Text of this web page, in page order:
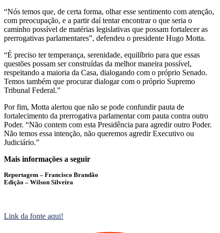
“Nós temos que, de certa forma, olhar esse sentimento com atenção,
com preocupação, e a partir daí tentar encontrar o que seria o
caminho possível de matérias legislativas que possam fortalecer as
prerrogativas parlamentares”, defendeu o presidente Hugo Motta.
“É preciso ter temperança, serenidade, equilíbrio para que essas
questões possam ser construídas da melhor maneira possível,
respeitando a maioria da Casa, dialogando com o próprio Senado.
Temos também que procurar dialogar com o próprio Supremo
Tribunal Federal.”
Por fim, Motta alertou que não se pode confundir pauta de
fortalecimento da prerrogativa parlamentar com pauta contra outro
Poder. “Não contem com esta Presidência para agredir outro Poder.
Não temos essa intenção, não queremos agredir Executivo ou
Judiciário.”
Mais informações a seguir
Reportagem – Francisco Brandão
Edição – Wilson Silveira
Link da fonte aqui!